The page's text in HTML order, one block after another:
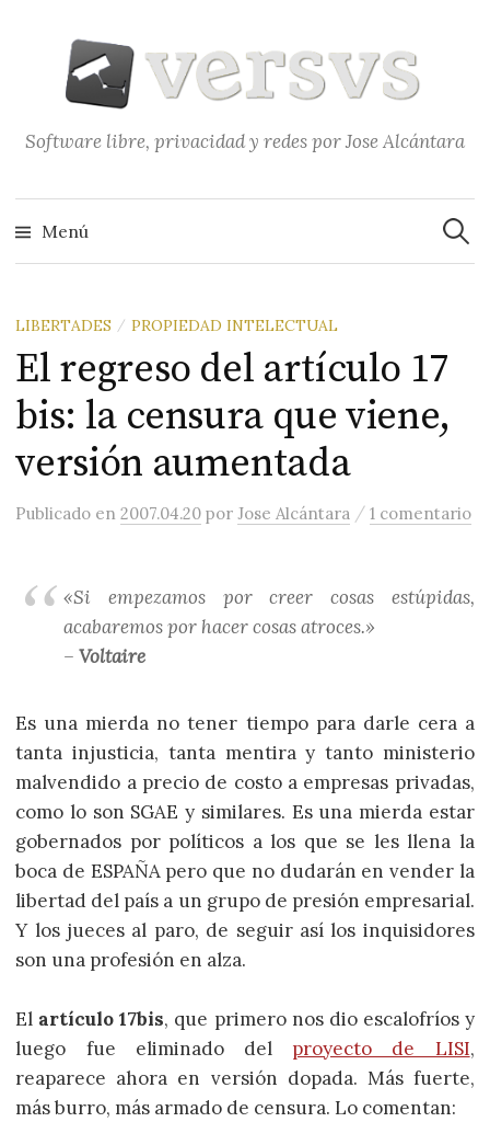
contenido
Software libre, privacidad y redes por Jose Alcántara
Menú
LIBERTADES / PROPIEDAD INTELECTUAL
El regreso del artículo 17
bis: la censura que viene,
versión aumentada
Publicado en2007.04.20 porJose Alcántara /1 comentario
«Si empezamos por creer cosas estúpidas,
acabaremos por hacer cosas atroces.»
–Voltaire
Es una mierda no tener tiempo para darle cera a
tanta injusticia, tanta mentira y tanto ministerio
malvendido a precio de costo a empresas privadas,
como lo son SGAE y similares. Es una mierda estar
gobernados por políticos a los que se les llena la
boca de ESPAÑA pero que no dudarán en vender la
libertad del país a un grupo de presión empresarial.
Y los jueces al paro, de seguir así los inquisidores
son una profesión en alza.
El artículo 17bis, que primero nos dio escalofríos y
luego fue eliminado del proyecto de LISI,
reaparece ahora en versión dopada. Más fuerte,
más burro, más armado de censura. Lo comentan: